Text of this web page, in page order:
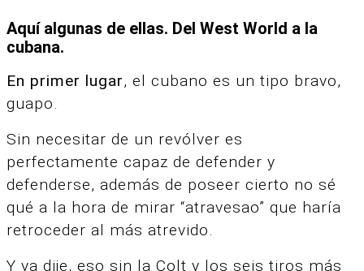
Aquí algunas de ellas. Del West World a la
cubana.
En primer lugar, el cubano es un tipo bravo,
guapo.
Sin necesitar de un revólver es
perfectamente capaz de defender y
defenderse, además de poseer cierto no sé
qué a la hora de mirar “atravesao” que haría
retroceder al más atrevido.
Y ya dije, eso sin la Colt y los seis tiros más